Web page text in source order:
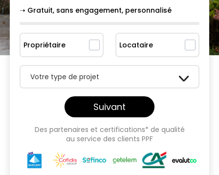
➝ Gratuit, sans engagement, personnalisé
Propriétaire Locataire
Votre type de projet
Suivant
Des partenaires et certifications* de qualité
au service des clients PPF